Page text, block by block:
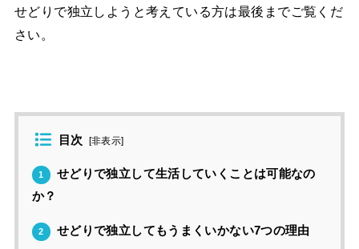
せどりで独立しようと考えている方は最後までご覧くだ
さい。
目次 [非表示]
1
せどりで独立して生活していくことは可能なの
か？
2 せどりで独立してもうまくいかない7つの理由